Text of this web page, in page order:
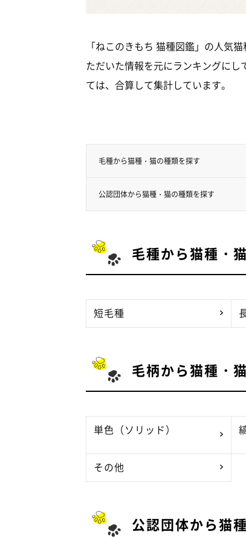
「ねこのきもち 猫種図鑑」の人気
ただいた情報を元にランキングに
ては、合算して集計しています。
毛種から猫種・猫の種類を探す
公認団体から猫種・猫の種類を探す
毛種から猫種・
短毛種
毛柄から猫種・
単色（ソリッド）
その他
公認団体から猫